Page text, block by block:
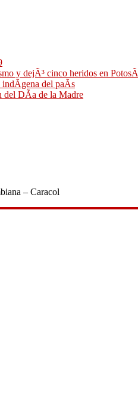
y dejÃ³ cinco heridos en PotosÃ­
del paÃ­s
del DÃ­a de la Madre
– Caracol